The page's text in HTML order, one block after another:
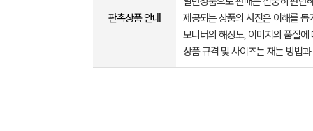
판촉상품 안내
제공되는 상품의 사진은 이해를
모니터의 해상도, 이미지의 품질
상품 규격 및 사이즈는 재는 방법